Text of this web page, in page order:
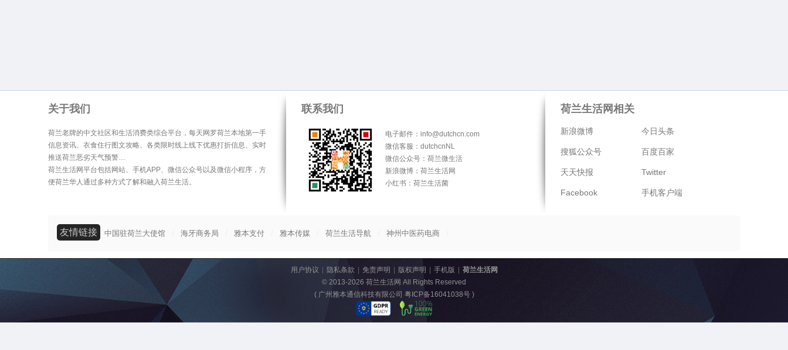
关于我们
荷兰老牌的中文社区和生活消费类综合平台，每天网罗荷兰本地第一手
信息资讯、衣食住行图文攻略、各类限时线上线下优惠打折信息、实时
推送荷兰恶劣天气预警…
荷兰生活网平台包括网站、手机APP、微信公众号以及微信小程序，方
便荷兰华人通过多种方式了解和融入荷兰生活。
联系我们
电子邮件：info@dutchcn.com
微信客服：dutchcnNL
微信公众号：荷兰微生活
新浪微博：荷兰生活网
小红书：荷兰生活菌
荷兰生活网相关
新浪微博 今日头条
搜狐公众号 百度百家
天天快报 Twitter
Facebook 手机客户端
友情链接 中国驻荷兰大使馆 海牙商务局 雅本支付 雅本传媒 荷兰生活导航 神州中医药电商
用户协议 隐私条款 免责声明 版权声明 手机版
荷兰生活网
© 2013-2026 荷兰生活网 All Rights Reserved
( 广州雅本通信科技有限公司 粤ICP备16041038号)